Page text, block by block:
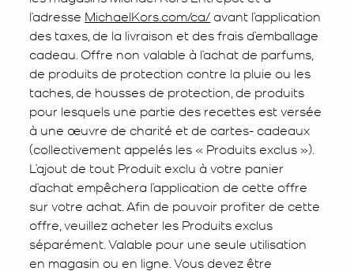
l’adresse MichaelKors.com/ca/avant l’application
des taxes, de la livraison et des frais d’emballage
cadeau. Offre non valable à l’achat de parfums,
de produits de protection contre la pluie ou les
taches, de housses de protection, de produits
pour lesquels une partie des recettes est versée
à une œuvre de charité et de cartes- cadeaux
(collectivement appelés les « Produits exclus »).
L’ajout de tout Produit exclu à votre panier
d’achat empêchera l’application de cette offre
sur votre achat. Afin de pouvoir profiter de cette
offre, veuillez acheter les Produits exclus
séparément. Valable pour une seule utilisation
en magasin ou en ligne. Vous devez être